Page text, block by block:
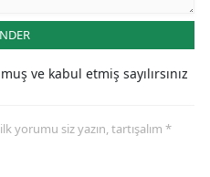
ve kabul etmiş sayılırsınız
yorumu siz yazın, tartışalım *